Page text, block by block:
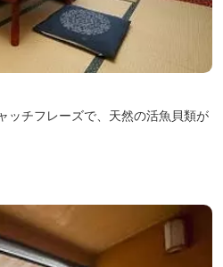
ッチフレーズで、天然の活魚貝類が